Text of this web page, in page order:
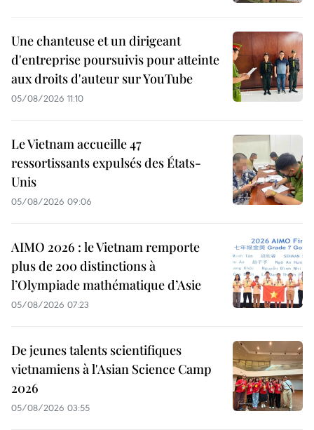
Une chanteuse et un dirigeant
d'entreprise poursuivis pour atteinte
aux droits d'auteur sur YouTube
05/08/2026 11:10
Le Vietnam accueille 47
ressortissants expulsés des États-
Unis
05/08/2026 09:06
AIMO 2026 : le Vietnam remporte
plus de 200 distinctions à
l’Olympiade mathématique d’Asie
05/08/2026 07:23
De jeunes talents scientifiques
vietnamiens à l'Asian Science Camp
2026
05/08/2026 03:55